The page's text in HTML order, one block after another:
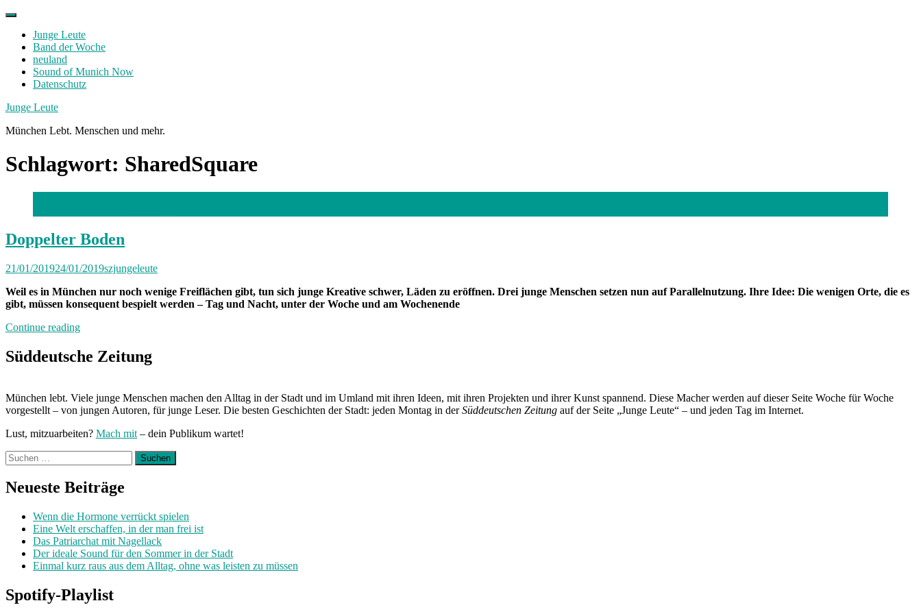
Skip
contentJunge Leute
Band der Woche
neuland
Sound of Munich Now
Datenschutz
Facebook
Twitter
Instagram
Junge Leute
München Lebt. Menschen und mehr.
Schlagwort: SharedSquare
Doppelter Boden
21/01/201924/01/2019szjungeleute
Weil es in München nur noch wenige Freiflächen gibt, tun sich junge Kreative schwer, Läden zu eröffnen. Drei junge Menschen setzen nun auf Parallelnutzung. Ihre Idee: Die wenigen Orte, die es
gibt, müssen konsequent bespielt werden – Tag und Nacht, unter der Woche und am Wochenende
Continue reading„Doppelter
Süddeutsche Zeitung
München lebt. Viele junge Menschen machen den Alltag in der Stadt und im Umland mit ihren Ideen, mit ihren Projekten und ihrer Kunst spannend. Diese Macher werden auf dieser Seite Woche für Woche
vorgestellt – von jungen Autoren, für junge Leser. Die besten Geschichten der Stadt: jeden Montag in derSüddeutschen Zeitung auf der Seite „Junge Leute“ – und jeden Tag im Internet.
Lust, mitzuarbeiten? Mach mit – dein Publikum wartet!
Suchen
nach:
Neueste Beiträge
Wenn die Hormone verrückt spielen
Eine Welt erschaffen, in der man frei ist
Das Patriarchat mit Nagellack
Der ideale Sound für den Sommer in der Stadt
Einmal kurz raus aus dem Alltag, ohne was leisten zu müssen
Spotify-Playlist